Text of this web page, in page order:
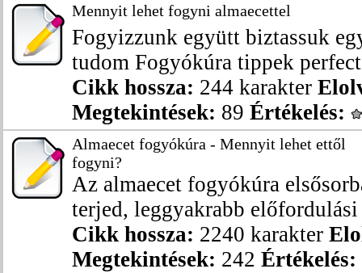
Mennyit lehet fogyni almaecettel
Fogyizzunk együtt biztassuk
tudom Fogyókúra tippek
Cikk hossza: 244 karakter
Megtekintések: 89 Értékelés:
Almaecet fogyókúra - Mennyit lehet ettől
fogyni?
Az almaecet fogyókúra
terjed, leggyakrabb
Cikk hossza: 2240 karakter
Megtekintések: 242 Értékelés: